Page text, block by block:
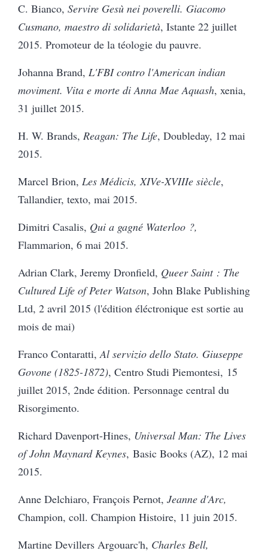
C. Bianco, Servire Gesù nei poverelli. Giacomo
Cusmano, maestro di solidarietà, Istante 22 juillet
2015. Promoteur de la téologie du pauvre.
Johanna Brand, L'FBI contro l'American indian
moviment. Vita e morte di Anna Mae Aquash, xenia,
31 juillet 2015.
H. W. Brands, Reagan: The Life, Doubleday, 12 mai
2015.
Marcel Brion, Les Médicis, XIVe-XVIIIe siècle,
Tallandier, texto, mai 2015.
Dimitri Casalis, Qui a gagné Waterloo ?,
Flammarion, 6 mai 2015.
Adrian Clark, Jeremy Dronfield, Queer Saint : The
Cultured Life of Peter Watson, John Blake Publishing
Ltd, 2 avril 2015 (l'édition éléctronique est sortie au
mois de mai)
Franco Contaratti,Al servizio dello Stato. Giuseppe
Govone (1825-1872), Centro Studi Piemontesi, 15
juillet 2015, 2nde édition. Personnage central du
Risorgimento.
Richard Davenport-Hines, Universal Man: The Lives
of John Maynard Keynes, Basic Books (AZ), 12 mai
2015.
Anne Delchiaro, François Pernot, Jeanne d'Arc,
Champion, coll. Champion Histoire, 11 juin 2015.
Martine Devillers Argouarc'h, Charles Bell,